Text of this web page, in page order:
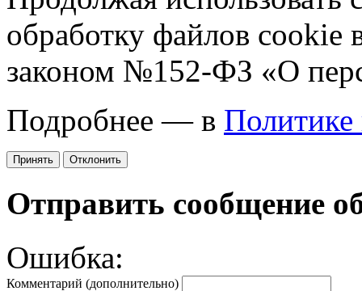
обработку файлов cookie
законом №152-ФЗ «О
Подробнее — в Политике
Принять Отклонить
Отправить сообщение
Ошибка:
Комментарий (дополнительно)